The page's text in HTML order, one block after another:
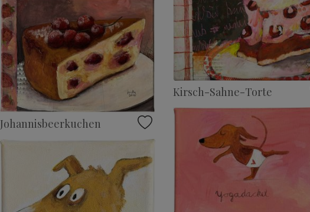
Kirsch-Sahne-Torte
Johannisbeerkuchen